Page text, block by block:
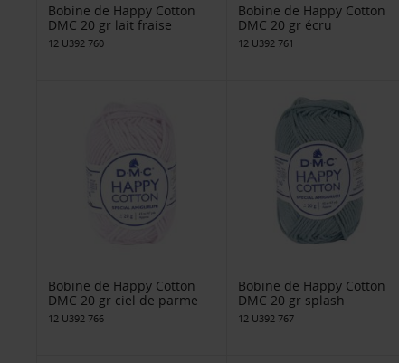
Bobine de Happy Cotton
DMC 20 gr lait fraise
12 U392 760
Bobine de Happy Cotton
DMC 20 gr écru
12 U392 761
Bobine de Happy Cotton
DMC 20 gr ciel de parme
12 U392 766
Bobine de Happy Cotton
DMC 20 gr splash
12 U392 767